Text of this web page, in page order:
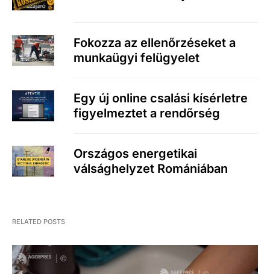
Fokozza az ellenőrzéseket a
munkaügyi felügyelet
Egy új online csalási kísérletre
figyelmeztet a rendőrség
Országos energetikai
válsághelyzet Romániában
RELATED POSTS